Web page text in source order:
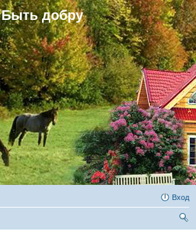
Быть добру
Вход